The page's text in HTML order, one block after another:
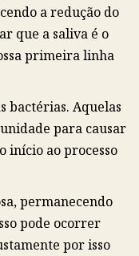
a redução do
que a saliva é o
primeira linha
bactérias. Aquelas
para causar
início ao processo
permanecendo
pode ocorrer
por isso